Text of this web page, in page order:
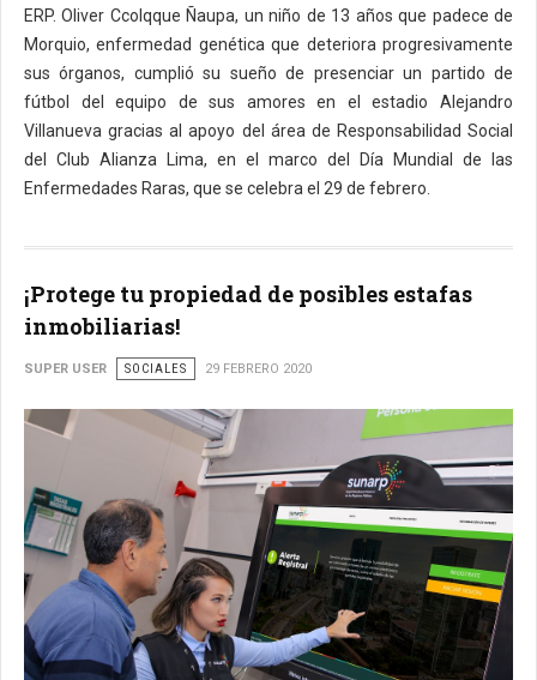
ERP. Oliver Ccolqque Ñaupa, un niño de 13 años que padece de
Morquio, enfermedad genética que deteriora progresivamente
sus órganos, cumplió su sueño de presenciar un partido de
fútbol del equipo de sus amores en el estadio Alejandro
Villanueva gracias al apoyo del área de Responsabilidad Social
del Club Alianza Lima, en el marco del Día Mundial de las
Enfermedades Raras, que se celebra el 29 de febrero.
¡Protege tu propiedad de posibles estafas
inmobiliarias!
SUPER USER SOCIALES 29 FEBRERO 2020